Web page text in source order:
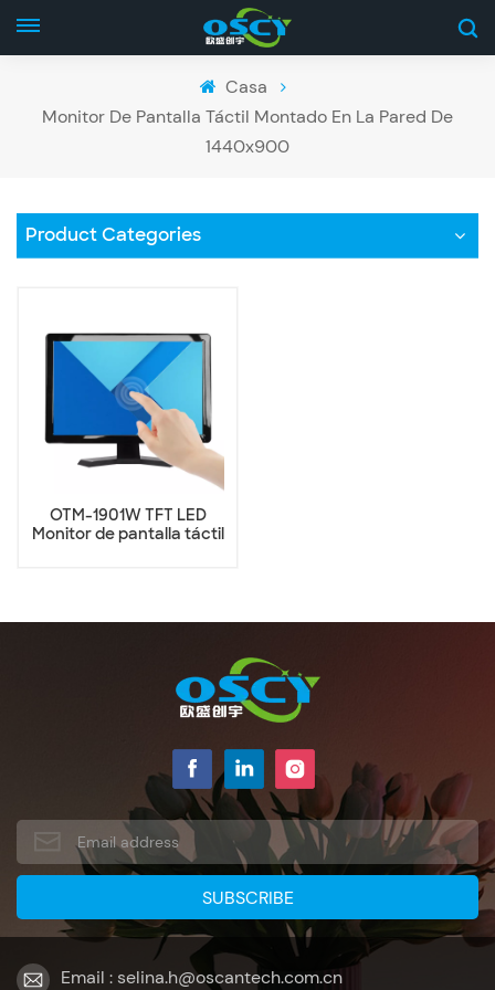
Casa
Monitor De Pantalla Táctil Montado En La Pared De
1440x900
Product Categories
OTM-1901W TFT LED
Monitor de pantalla táctil
Email : selina.h@oscantech.com.cn